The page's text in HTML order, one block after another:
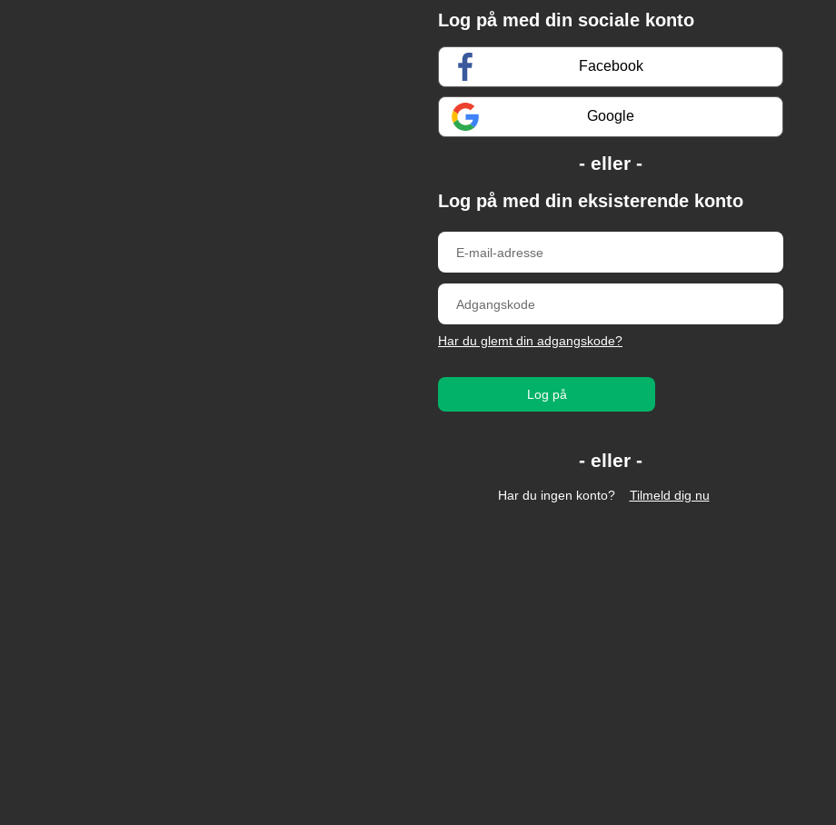
Log på med din sociale konto
Facebook
Google
Log på med din eksisterende konto
Har du glemt din adgangskode?
Log på
Har du ingen konto? Tilmeld dig nu